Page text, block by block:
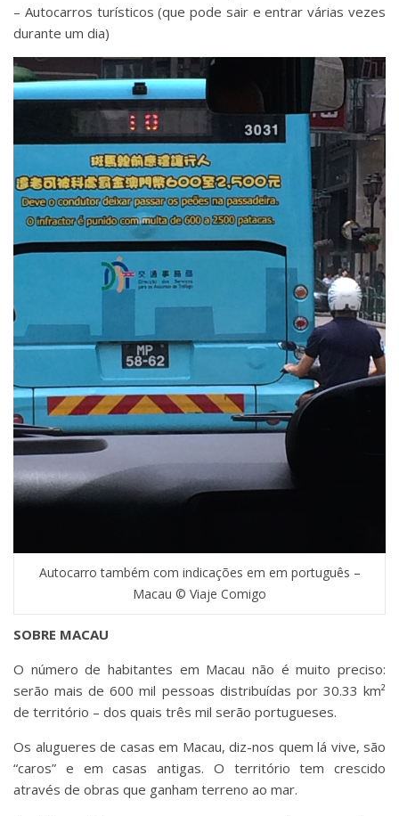
– Autocarros turísticos (que pode sair e entrar várias vezes
durante um dia)
Autocarro também com indicações em em português –
Macau © Viaje Comigo
SOBRE MACAU
O número de habitantes em Macau não é muito preciso:
serão mais de 600 mil pessoas distribuídas por 30.33 km²
de território – dos quais três mil serão portugueses.
Os alugueres de casas em Macau, diz-nos quem lá vive, são
“caros” e em casas antigas. O território tem crescido
através de obras que ganham terreno ao mar.